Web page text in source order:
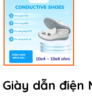
Giày dẫn điện
Mã giảm giá:
Ngày hết hạn:
Điều kiện: